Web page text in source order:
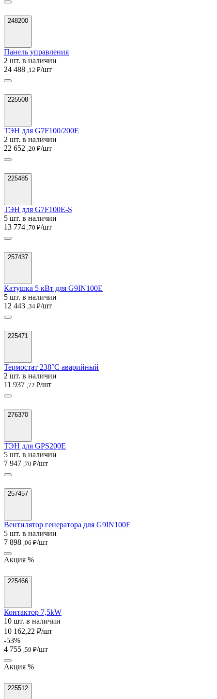
248200
Панель управления
2 шт. в наличии
24 488 ,12 ₽/шт
225508
ТЭН для G7F100/200E
2 шт. в наличии
22 652 ,20 ₽/шт
225485
ТЭН для G7F100E-S
5 шт. в наличии
13 774 ,70 ₽/шт
257437
Катушка 5 кВт для G9IN100E
5 шт. в наличии
12 443 ,34 ₽/шт
225471
Термостат 238°C аварийный
2 шт. в наличии
11 937 ,72 ₽/шт
276370
ТЭН для GPS200E
5 шт. в наличии
7 947 ,70 ₽/шт
257457
Вентилятор генератора для G9IN100E
5 шт. в наличии
7 898 ,06 ₽/шт
Акция %
225466
Контактор 7,5kW
10 шт. в наличии
10 162,22 ₽/шт
-53%
4 755 ,59 ₽/шт
Акция %
225512